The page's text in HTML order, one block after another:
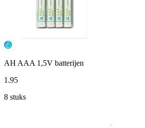
AH AAA 1,5V batterijen
1 .95
8 stuks